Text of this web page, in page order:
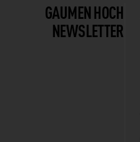
GAUMEN HOCH
NEWSLETTER